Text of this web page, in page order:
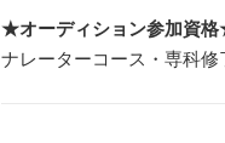
★オーディション参加資
ナレーターコース・専科